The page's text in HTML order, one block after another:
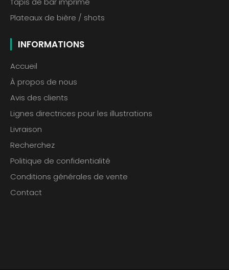
Plateaux de bière / shots
INFORMATIONS
Accueil
À propos de nous
Avis des clients
Lignes directrices pour les illustrations
Livraison
Recherchez
Politique de confidentialité
Conditions générales de vente
Contact